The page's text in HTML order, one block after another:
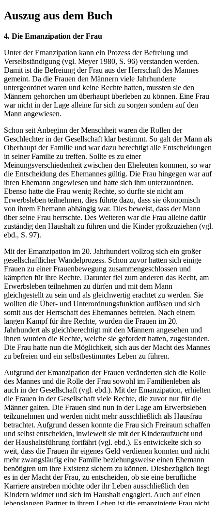
Auszug aus dem Buch
4. Die Emanzipation der Frau
Unter der Emanzipation kann ein Prozess der Befreiung und
Verselbständigung (vgl. Meyer 1980, S. 96) verstanden werden.
Damit ist die Befreiung der Frau aus der Herrschaft des Mannes
gemeint. Da die Frauen den Männern viele Jahrhunderte
untergeordnet waren und keine Rechte hatten, mussten sie den
Männern gehorchen um überhaupt überleben zu können. Eine Frau
war nicht in der Lage alleine für sich zu sorgen sondern auf den
Mann angewiesen.
Schon seit Anbeginn der Menschheit waren die Rollen der
Geschlechter in der Gesellschaft klar bestimmt. So galt der Mann als
Oberhaupt der Familie und war dazu berechtigt alle Entscheidungen
in seiner Familie zu treffen. Sollte es zu einer
Meinungsverschiedenheit zwischen den Eheleuten kommen, so war
die Entscheidung des Ehemannes gültig. Die Frau hingegen war auf
ihren Ehemann angewiesen und hatte sich ihm unterzuordnen.
Ebenso hatte die Frau wenig Rechte, so durfte sie nicht am
Erwerbsleben teilnehmen, dies führte dazu, dass sie ökonomisch
von ihrem Ehemann abhängig war. Dies beweist, dass der Mann
über seine Frau herrschte. Des Weiteren war die Frau alleine dafür
zuständig den Haushalt zu führen und die Kinder großzuziehen (vgl.
ebd., S. 97).
Mit der Emanzipation im 20. Jahrhundert vollzog sich ein großer
gesellschaftlicher Wandelprozess. Schon zuvor hatten sich einige
Frauen zu einer Frauenbewegung zusammengeschlossen und
kämpften für ihre Rechte. Darunter fiel zum anderen das Recht, am
Erwerbsleben teilnehmen zu dürfen und mit dem Mann
gleichgestellt zu sein und als gleichwertig erachtet zu werden. Sie
wollten die Über- und Unterordnungsfunktion auflösen und sich
somit aus der Herrschaft des Ehemannes befreien. Nach einem
langen Kampf für ihre Rechte, wurden die Frauen im 20.
Jahrhundert als gleichberechtigt mit den Männern angesehen und
ihnen wurden die Rechte, welche sie gefordert hatten, zugestanden.
Die Frau hatte nun die Möglichkeit, sich aus der Macht des Mannes
zu befreien und ein selbstbestimmtes Leben zu führen.
Aufgrund der Emanzipation der Frauen veränderten sich die Rolle
des Mannes und die Rolle der Frau sowohl im Familienleben als
auch in der Gesellschaft (vgl. ebd.). Mit der Emanzipation, erhielten
die Frauen in der Gesellschaft viele Rechte, die zuvor nur für die
Männer galten. Die Frauen sind nun in der Lage am Erwerbsleben
teilzunehmen und werden nicht mehr ausschließlich als Hausfrau
betrachtet. Aufgrund dessen konnte die Frau sich Freiraum schaffen
und selbst entscheiden, inwieweit sie mit der Kinderaufzucht und
der Haushaltsführung fortfährt (vgl. ebd.). Es entwickelte sich so
weit, dass die Frauen ihr eigenes Geld verdienen konnten und nicht
mehr zwangsläufig eine Familie beziehungsweise einen Ehemann
benötigten um ihre Existenz sichern zu können. Diesbezüglich liegt
es in der Macht der Frau, zu entscheiden, ob sie eine berufliche
Karriere anstreben möchte oder ihr Leben ausschließlich den
Kindern widmet und sich im Haushalt engagiert. Auch auf einen
lebenslangen Partner in ihrem Leben ist die emanzipierte Frau nicht